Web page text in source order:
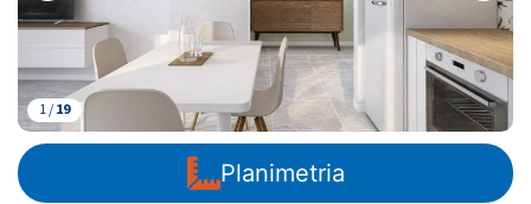
Planimetria
1 /19